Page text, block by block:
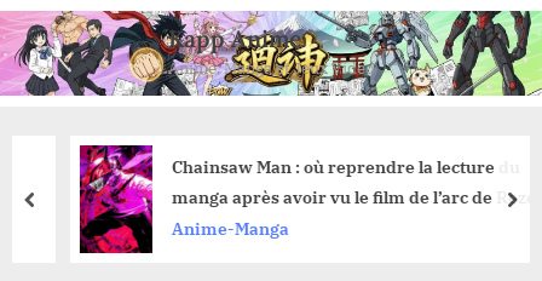
Skip
to
content
Kapp Anime
Anime, Manga et Jeux Vidéo
Chainsaw Man : où reprendre la lecture du
manga après avoir vu le film de l’arc de Reze ?
Anime-Manga
prev